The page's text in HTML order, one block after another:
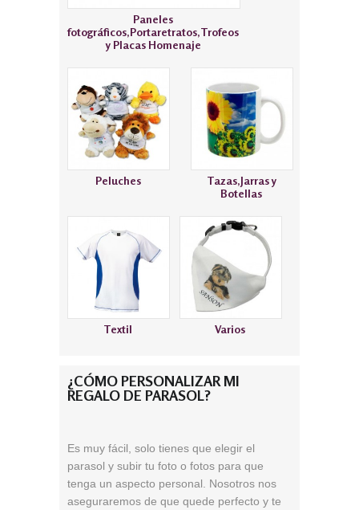
Paneles
fotográficos,Portaretratos,Trofeos
y Placas Homenaje
Peluches
Tazas,Jarras y
Botellas
Textil Varios
¿CÓMO PERSONALIZAR MI
REGALO DE PARASOL?
Es muy fácil, solo tienes que elegir el
parasol y subir tu foto o fotos para que
tenga un aspecto personal. Nosotros nos
aseguraremos de que quede perfecto y te